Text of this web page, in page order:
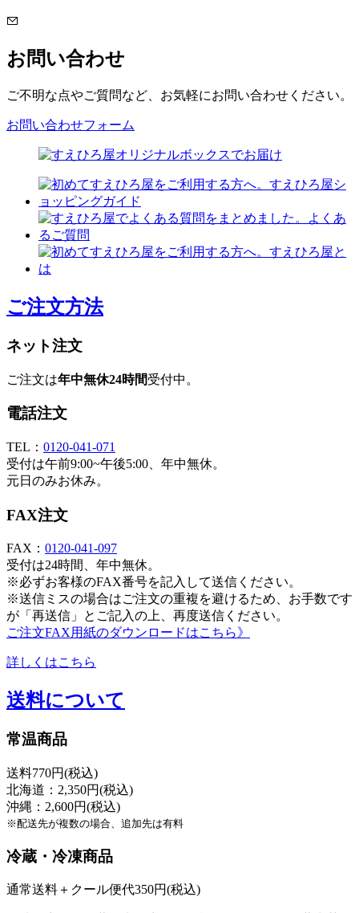
お問い合わせ
ご不明な点やご質問など、お気軽にお問い合わせください。
お問い合わせフォーム
ご注文方法
ネット注文
ご注文は年中無休24時間受付中。
電話注文
TEL： 0120-041-071
受付は午前9:00~午後5:00、年中無休。
元日のみお休み。
FAX注文
FAX： 0120-041-097
受付は24時間、年中無休。
※必ずお客様のFAX番号を記入して送信ください。
※送信ミスの場合はご注文の重複を避けるため、お手数です
が「再送信」とご記入の上、再度送信ください。
ご注文FAX用紙のダウンロードはこちら》
詳しくはこちら
送料について
常温商品
送料770円(税込)
北海道：2,350円(税込)
沖縄：2,600円(税込)
※配送先が複数の場合、追加先は有料
冷蔵・冷凍商品
通常送料＋クール便代350円(税込)